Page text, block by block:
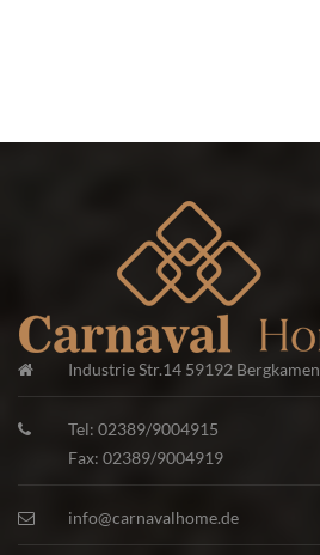
Industrie Str.14 59192 Bergkamen
Tel: 02389/9004915
Fax: 02389/9004919
info@carnavalhome.de